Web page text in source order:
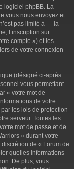
logiciel phpBB. La
vous nous envoyez et
pas limité à — la
l’inscription sur
compte ») et les
de votre connexion
(désigné ci-après
vous permettant
« votre mot de
de votre
les lois de protection
serveur. Toutes les
mot de passe et de
» durant votre
de « Forum de
quelles informations
De plus, vous